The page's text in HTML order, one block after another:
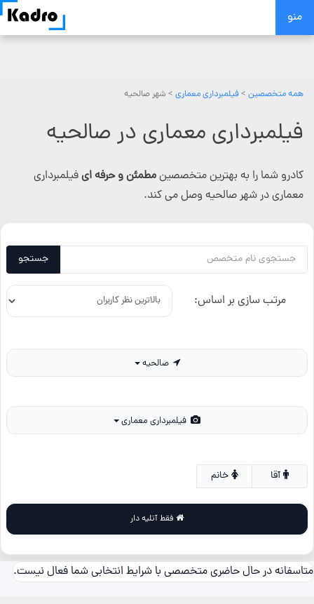
Skip
منو
همه متخصصین >فیلمبرداری معماری > شهر صالحیه
فیلمبرداری معماری در صالحیه
کادرو شما را به بهترین متخصصینمطمئن و حرفه ایفیلمبرداری
معماری در شهر صالحیه وصل می کند.
جستجو
مرتب سازی بر اساس:
صالحیه
خانم
متاسفانه در حال حاضری متخصصی با شرایط انتخابی شما فعال نیست.